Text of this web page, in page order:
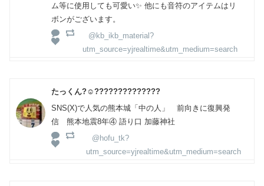
ム等に使用しても可愛い✨ 他にも音符のアイテムはリ
ボンがございます。
@kb_ikb_material?
utm_source=yjrealtime&utm_medium=search
たっくん?☺️??????????????
SNS(X)で人気の熊本城「中の人」 前向きに復興発
信 熊本地震8年④ 語り口 加藤神社
@hofu_tk?
utm_source=yjrealtime&utm_medium=search